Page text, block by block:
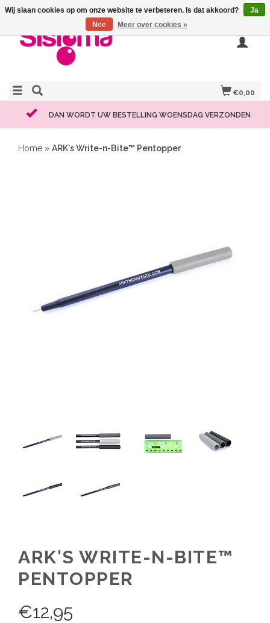
€0,00
DAN WORDT UW BESTELLING WOENSDAG VERZONDEN
Home » ARK's Write-n-Bite™ Pentopper
ARK'S WRITE-N-BITE™
PENTOPPER
€12,95
Wij slaan cookies op om onze website te verbeteren. Is dat akkoord?
Ja
Nee
Meer over cookies »